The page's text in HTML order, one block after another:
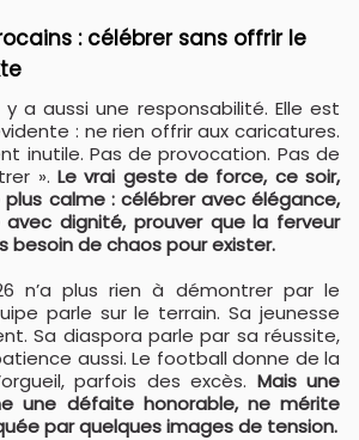
: célébrer sans offrir le
: ne rien offrir aux caricatures.
inutile. Pas de provocation. Pas de
». Le vrai geste de force, ce soir,
calme : célébrer avec élégance,
avec dignité, prouver que la ferveur
besoin de chaos pour exister.
n’a plus rien à démontrer par le
parle sur le terrain. Sa jeunesse
Sa diaspora parle par sa réussite,
aussi. Le football donne de la
parfois des excès. Mais une
une défaite honorable, ne mérite
par quelques images de tension.